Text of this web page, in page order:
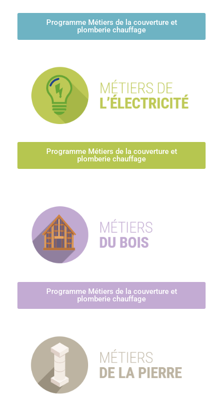
Programme Métiers de la couverture et
plomberie chauffage
Programme Métiers de la couverture et
plomberie chauffage
Programme Métiers de la couverture et
plomberie chauffage